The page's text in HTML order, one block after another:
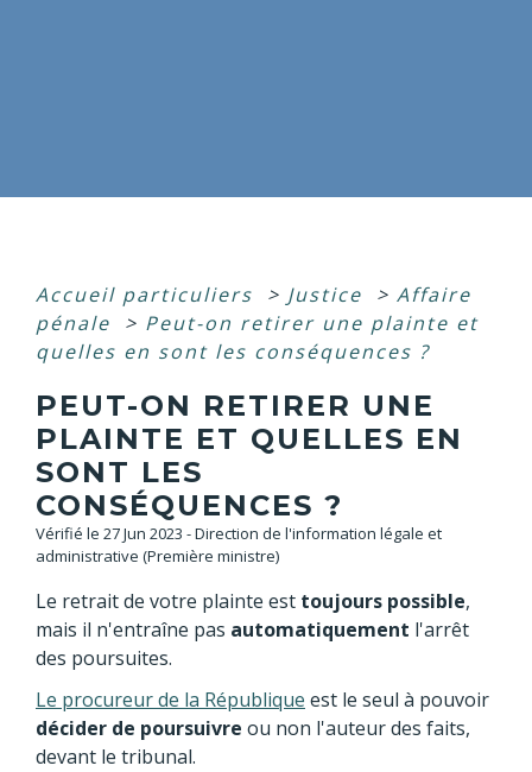
Accueil particuliers > Justice > Affaire
pénale
> Peut-on retirer une plainte et
quelles en sont les conséquences ?
PEUT-ON RETIRER UNE
PLAINTE ET QUELLES EN
SONT LES
CONSÉQUENCES ?
Vérifié le 27 Jun 2023 - Direction de l'information légale et
administrative (Première ministre)
Le retrait de votre plainte est toujours possible,
mais il n'entraîne pas automatiquement l'arrêt
des poursuites.
Le procureur de la République est le seul à pouvoir
décider de poursuivre ou non l'auteur des faits,
devant le tribunal.